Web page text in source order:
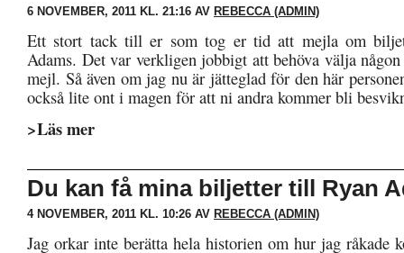
6 NOVEMBER, 2011 KL. 21:16 AV REBECCA (ADMIN)
Ett stort tack till er som tog er tid att mejla om
Adams. Det var verkligen jobbigt att behöva välja
mejl. Så även om jag nu är jätteglad för den här
också lite ont i magen för att ni andra kommer bli
>Läs mer
Du kan få mina biljetter till Ryan
4 NOVEMBER, 2011 KL. 10:26 AV REBECCA (ADMIN)
Jag orkar inte berätta hela historien om hur jag råkade